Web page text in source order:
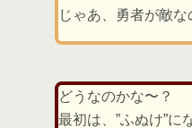
じゃあ、勇者が敵な
どうなのかな〜？
最初は、”ふぬけ”に